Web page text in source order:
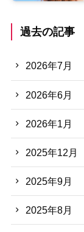
過去の記事
2026年7月
2026年6月
2026年1月
2025年12月
2025年9月
2025年8月